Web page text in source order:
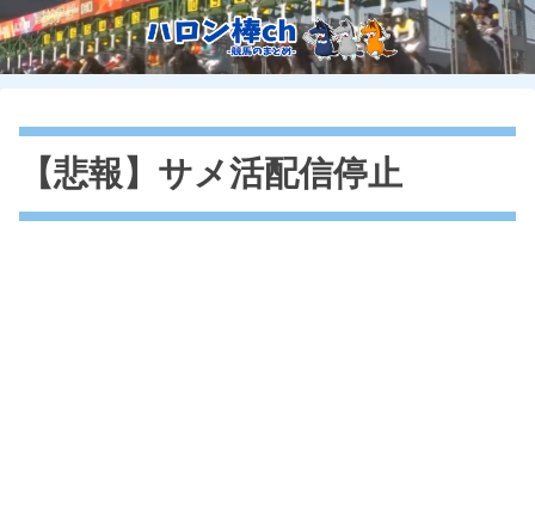
【悲報】サメ活配信停止